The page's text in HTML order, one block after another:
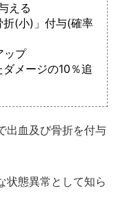
える
(小)」付与(確率
ップ
メージの10％追
出血及び骨折を付与
状態異常として知ら